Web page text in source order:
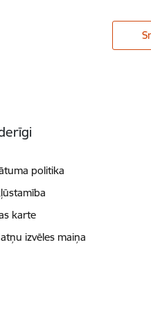
politika
karte
izvēles maiņa